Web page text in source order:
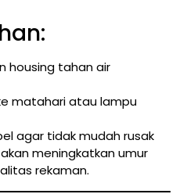
housing tahan air
matahari atau lampu
agar tidak mudah rusak
meningkatkan umur
rekaman.